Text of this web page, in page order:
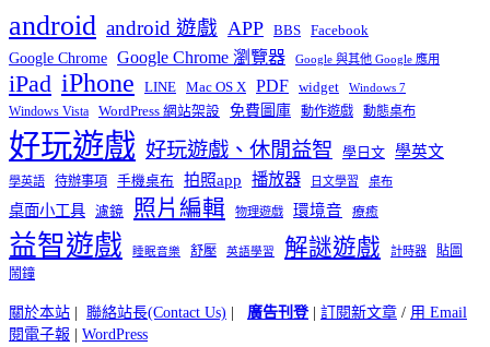
android android 遊戲 APP BBS Facebook
Google Chrome Google Chrome 瀏覽器 Google 與其他 Google 應用
iPad iPhone LINE Mac OS X PDF widget Windows 7
Windows Vista WordPress 網站架設 免費圖庫 動作遊戲 動態桌布
好玩遊戲 好玩遊戲、休閒益智 學日文 學英文
學英語 待辦事項 手機桌布 拍照app 播放器 日文學習 桌布
桌面小工具 濾鏡 照片編輯 物理遊戲 環境音 療癒
益智遊戲 睡眠音樂 舒壓 英語學習 解謎遊戲 計時器
貼圖
鬧鐘
關於本站 | 聯絡站長(Contact Us) | 廣告刊登| 訂閱新文章 / 用 Email
閱電子報 | WordPress